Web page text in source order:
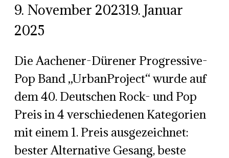
9. November 202319. Januar
2025
Die Aachener-Dürener Progressive-
Pop Band „UrbanProject“ wurde auf
dem 40. Deutschen Rock- und Pop
Preis in 4 verschiedenen Kategorien
mit einem 1. Preis ausgezeichnet:
bester Alternative Gesang, beste